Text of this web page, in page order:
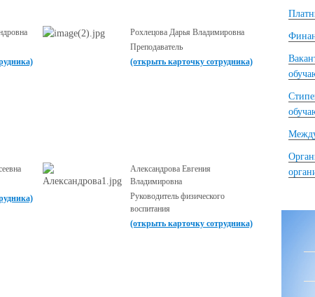
Рохлецова Дарья Владимировна
Преподаватель
(открыть карточку сотрудника)
Александрова Евгения
Владимировна
Руководитель физического
воспитания
(открыть карточку сотрудника)